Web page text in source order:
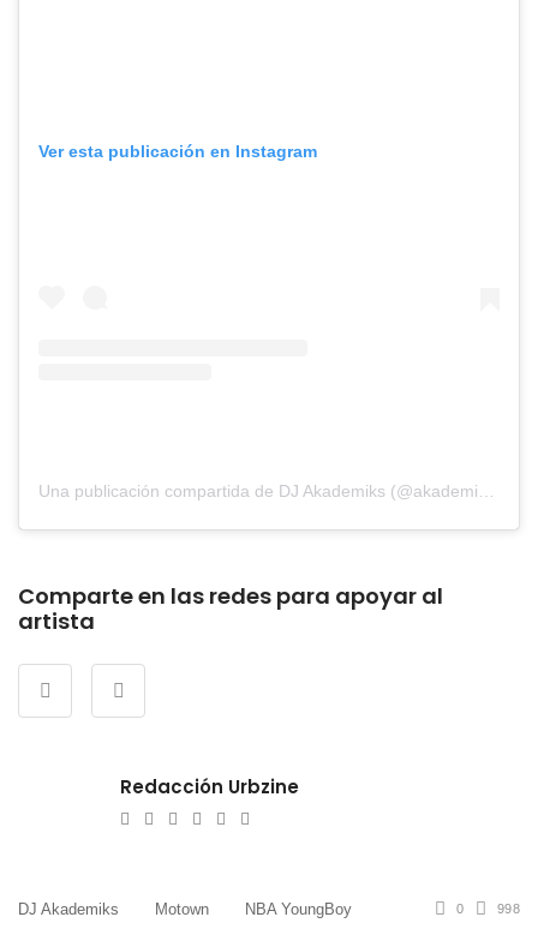
Ver esta publicación en Instagram
Comparte en las redes para apoyar al
artista
Redacción Urbzine
WebsiteTwitterFacebook
Youtube
DJ Akademiks Motown NBA YoungBoy 0 998